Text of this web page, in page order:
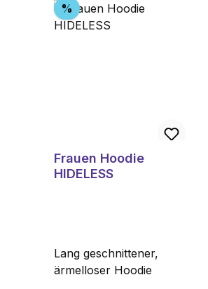
% Rabatt
Frauen Hoodie
HIDELESS
Lang geschnittener,
ärmelloser Hoodie